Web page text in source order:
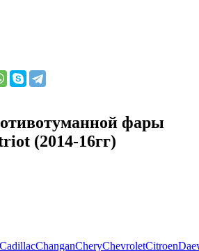
фары
(2014-16гг)
CadillacChanganCheryChevroletCitroen